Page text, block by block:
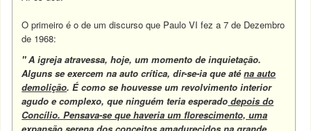
O primeiro é o de um discurso que Paulo VI fez a 7 de Dezembro
de 1968:
" A igreja atravessa, hoje, um momento de inquietação.
Alguns se exercem na auto crítica, dir-se-ia que aténa auto
demolição. É como se houvesse um revolvimento interior
agudo e complexo, que ninguém teria esperado depois do
Concílio. Pensava-se que haveria um florescimento, uma